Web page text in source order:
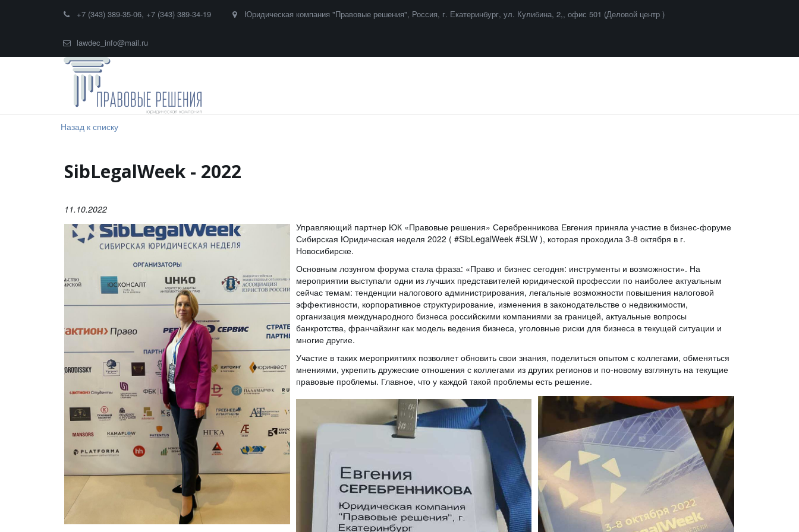
+7 (343) 389-35-06, +7 (343) 389-34-19 Юридическая компания "Правовые решения", Россия, г. Екатеринбург, ул. Кулибина, 2,, офис 501 (Деловой центр )
lawdec_info@mail.ru
Назад к списку
SibLegalWeek - 2022
11.10.2022
Управляющий партнер ЮК «Правовые решения» Серебренникова Евгения приняла участие в бизнес-форуме
Сибирская Юридическая неделя 2022 ( #SibLegalWeek #SLW ), которая проходила 3-8 октября в г.
Новосибирске.
Основным лозунгом форума стала фраза: «Право и бизнес сегодня: инструменты и возможности». На
мероприятии выступали одни из лучших представителей юридической профессии по наиболее актуальным
сейчас темам: тенденции налогового администрирования, легальные возможности повышения налоговой
эффективности, корпоративное структурирование, изменения в законодательстве о недвижимости,
организация международного бизнеса российскими компаниями за границей, актуальные вопросы
банкротства, франчайзинг как модель ведения бизнеса, уголовные риски для бизнеса в текущей ситуации и
многие другие.
Участие в таких мероприятиях позволяет обновить свои знания, поделиться опытом с коллегами, обменяться
мнениями, укрепить дружеские отношения с коллегами из других регионов и по-новому взглянуть на текущие
правовые проблемы. Главное, что у каждой такой проблемы есть решение.